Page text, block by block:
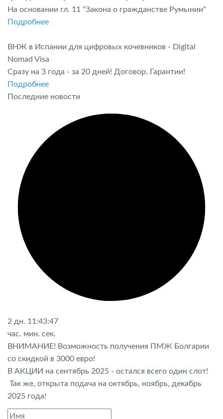
На основании гл. 11 "Закона о гражданстве Румынии"
Подробнее
ВНЖ в Испании для цифровых кочевников - Digital
Nomad Visa
Сразу на 3 года - за 20 дней! Договор. Гарантии!
Подробнее
Последние новости
2 дн. 11:43:47
час. мин. сек.
ВНИМАНИЕ! Возможность получения ПМЖ Болгарии
со скидкой в 3000 евро!
В АКЦИИ на сентябрь 2025 - остался всего один слот!
Так же, открыта подача на октябрь, ноябрь, декабрь
2025 года!